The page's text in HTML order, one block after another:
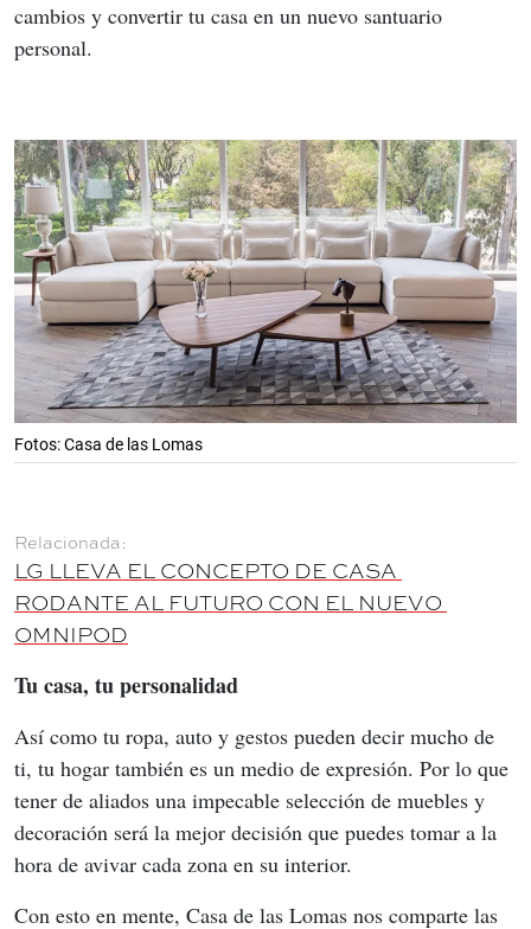
cambios y convertir tu casa en un nuevo santuario
personal.
Fotos: Casa de las Lomas
LG LLEVA EL CONCEPTO DE CASA
RODANTE AL FUTURO CON EL NUEVO
OMNIPOD
Tu casa, tu personalidad
Así como tu ropa, auto y gestos pueden decir mucho de
ti, tu hogar también es un medio de expresión. Por lo que
tener de aliados una impecable selección de muebles y
decoración será la mejor decisión que puedes tomar a la
hora de avivar cada zona en su interior.
Con esto en mente, Casa de las Lomas nos comparte las